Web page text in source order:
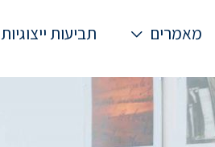
מאמרים תביעות ייצוגיות